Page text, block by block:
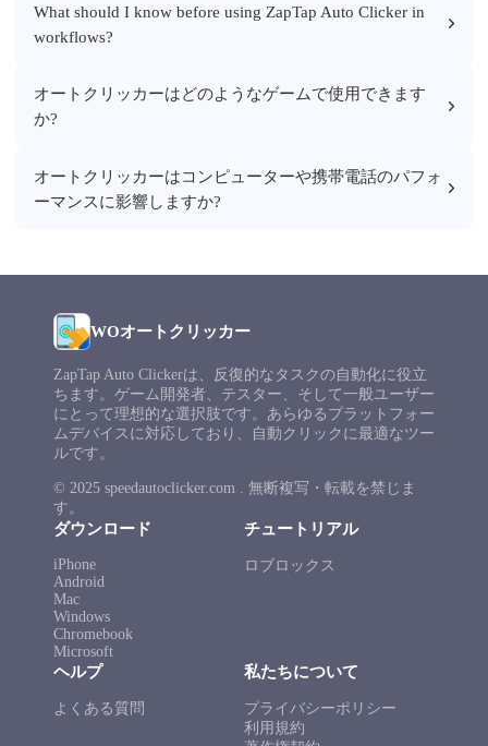
What should I know before using ZapTap Auto Clicker in
workflows?
オートクリッカーはどのようなゲームで使用できます
か?
オートクリッカーはコンピューターや携帯電話のパフォ
ーマンスに影響しますか?
WOオートクリッカー
ZapTap Auto Clickerは、反復的なタスクの自動化に役立
ちます。ゲーム開発者、テスター、そして一般ユーザー
にとって理想的な選択肢です。あらゆるプラットフォー
ムデバイスに対応しており、自動クリックに最適なツー
ルです。
© 2025 speedautoclicker.com . 無断複写・転載を禁じま
す。
ダウンロード
iPhone
Android
Mac
Windows
Chromebook
Microsoft
チュートリアル
ロブロックス
ヘルプ
よくある質問
私たちについて
プライバシーポリシー
利用規約